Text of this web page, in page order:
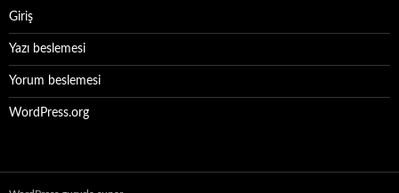
Giriş
Yazı beslemesi
Yorum beslemesi
WordPress.org